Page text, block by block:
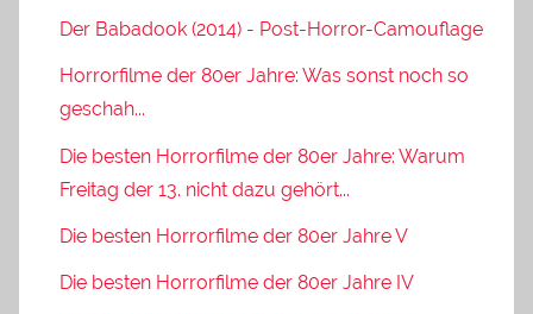
Der Babadook (2014) - Post-Horror-Camouflage
Horrorfilme der 80er Jahre: Was sonst noch so
geschah...
Die besten Horrorfilme der 80er Jahre: Warum
Freitag der 13. nicht dazu gehört...
Die besten Horrorfilme der 80er Jahre V
Die besten Horrorfilme der 80er Jahre IV